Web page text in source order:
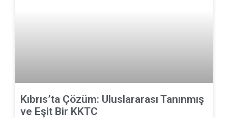
Kıbrıs’ta Çözüm: Uluslararası Tanınmış
ve Eşit Bir KKTC